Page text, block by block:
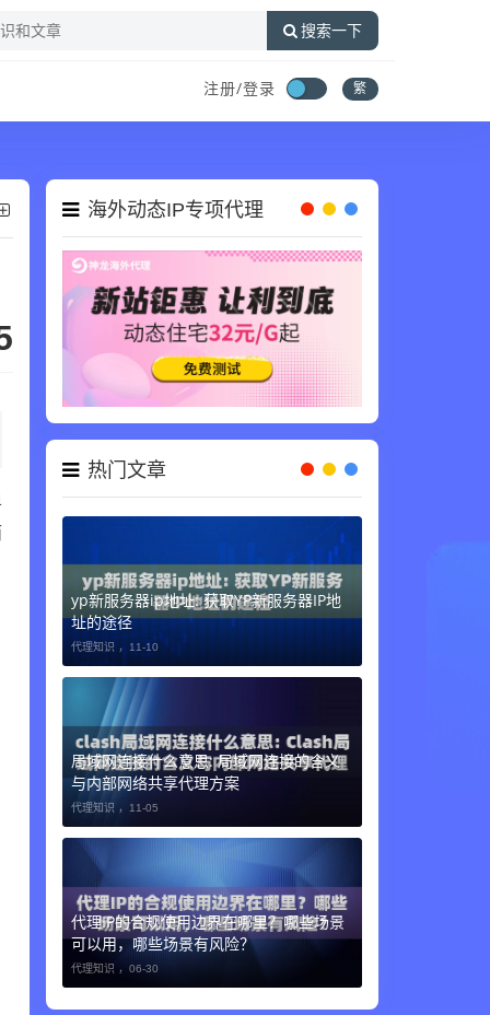
搜索一下
注册/登录 繁
海外动态IP专项代理
热门文章
yp新服务器ip地址: 获取YP新服务器IP地
址的途径
11-10
局域网连接什么意思: 局域网连接的含义
与内部网络共享代理方案
代理IP的合规使用边界在哪里？哪些场景
可以用，哪些场景有风险？